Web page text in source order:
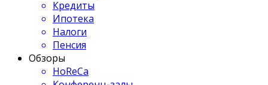
Кредиты
Ипотека
Налоги
Пенсия
Обзоры
HoReCa